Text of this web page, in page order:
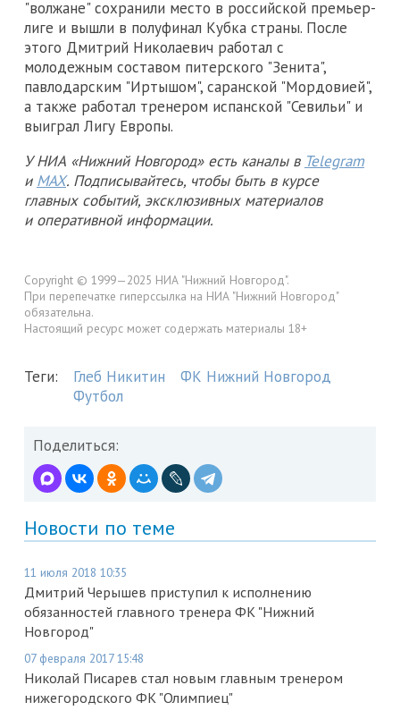
"волжане" сохранили место в российской премьер-
лиге и вышли в полуфинал Кубка страны. После
этого Дмитрий Николаевич работал с
молодежным составом питерского "Зенита",
павлодарским "Иртышом", саранской "Мордовией",
а также работал тренером испанской "Севильи" и
выиграл Лигу Европы.
У НИА «Нижний Новгород» есть каналы в Telegram
и MAX. Подписывайтесь, чтобы быть в курсе
главных событий, эксклюзивных материалов
и оперативной информации.
Copyright © 1999—2025 НИА "Нижний Новгород".
При перепечатке гиперссылка на НИА "Нижний Новгород"
обязательна.
Настоящий ресурс может содержать материалы 18+
Теги: Глеб Никитин
ФК Нижний Новгород
Футбол
Поделиться:
Новости по теме
11 июля 2018 10:35
Дмитрий Черышев приступил к исполнению
обязанностей главного тренера ФК "Нижний
Новгород"
07 февраля 2017 15:48
Николай Писарев стал новым главным тренером
нижегородского ФК "Олимпиец"